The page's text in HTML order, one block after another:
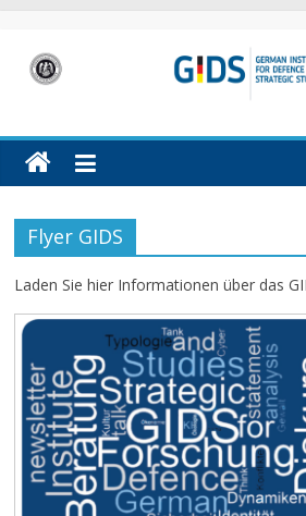
contentGIDS
German
Institute
Defence
and
Strategic
(GIDS)
Hamburg
Flyer GIDS
Laden Sie hier Informationen über das